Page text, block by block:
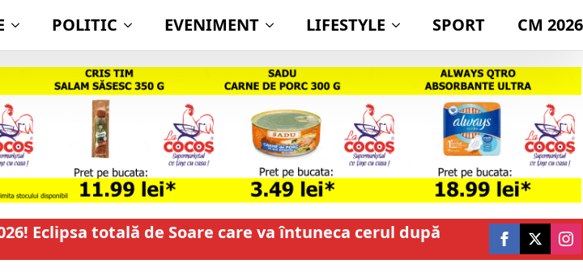
POLITIC EVENIMENT LIFESTYLE SPORT CM 2026
Eclipsa totală de Soare care va întuneca cerul după